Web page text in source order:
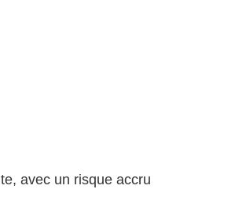
avec un risque accru